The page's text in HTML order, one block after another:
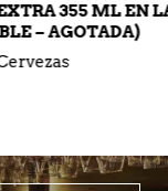
EN LATA (NO